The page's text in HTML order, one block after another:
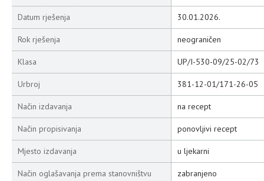
Datum rješenja 30.01.2026.
Rok rješenja neograničen
Klasa UP/I-530-09/25-02/73
Urbroj 381-12-01/171-26-05
Način izdavanja na recept
Način propisivanja ponovljivi recept
Mjesto izdavanja u ljekarni
Način oglašavanja prema stanovništvu zabranjeno